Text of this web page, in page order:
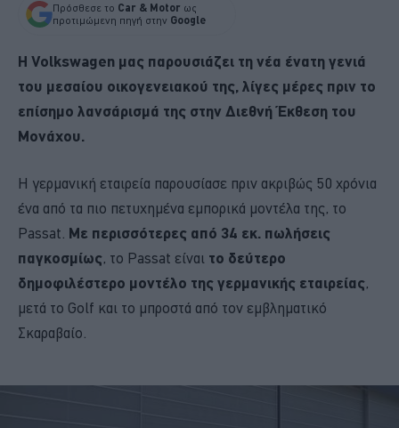
Πρόσθεσε το Car & Motor ως
προτιμώμενη πηγή στην Google
Η Volkswagen μας παρουσιάζει τη νέα ένατη γενιά
του μεσαίου οικογενειακού της, λίγες μέρες πριν το
επίσημο λανσάρισμά της στην Διεθνή Έκθεση του
Μονάχου.
Η γερμανική εταιρεία παρουσίασε πριν ακριβώς 50 χρόνια
ένα από τα πιο πετυχημένα εμπορικά μοντέλα της, το
Passat. Με περισσότερες από 34 εκ. πωλήσεις
παγκοσμίως, το Passat είναι το δεύτερο
δημοφιλέστερο μοντέλο της γερμανικής εταιρείας,
μετά το Golf και το μπροστά από τον εμβληματικό
Σκαραβαίο.